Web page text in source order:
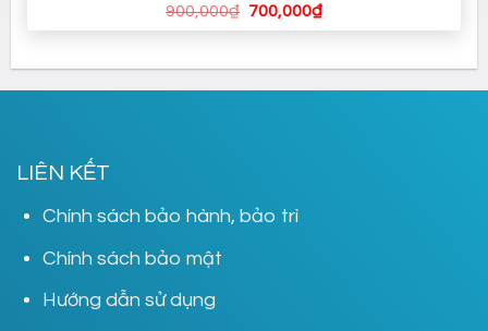
900,000₫ Giá
700,000₫Giá
700,000₫.
LIÊN KẾT
Chính sách bảo hành, bảo trì
Chính sách bảo mật
Hướng dẫn sử dụng